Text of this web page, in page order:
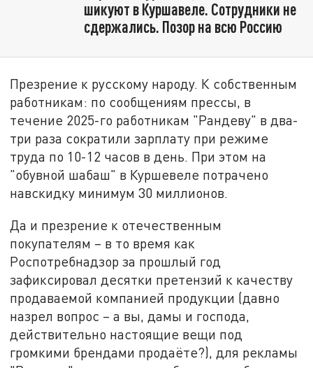
шикуют в Куршавеле. Сотрудники не
сдержались. Позор на всю Россию
Презрение к русскому народу. К собственным
работникам: по сообщениям прессы, в
течение 2025-го работникам "Рандеву" в два-
три раза сократили зарплату при режиме
труда по 10-12 часов в день. При этом на
"обувной шабаш" в Куршевеле потрачено
навскидку минимум 30 миллионов.
Да и презрение к отечественным
покупателям – в то время как
Роспотребнадзор за прошлый год
зафиксировал десятки претензий к качеству
продаваемой компанией продукции (давно
назрел вопрос – а вы, дамы и господа,
действительно настоящие вещи под
громкими брендами продаёте?), для рекламы